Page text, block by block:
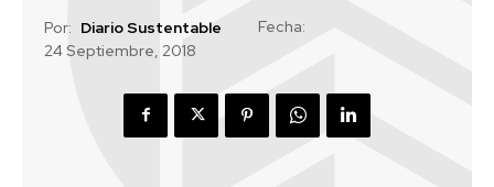
Por: Diario Sustentable
Fecha:
24 Septiembre, 2018